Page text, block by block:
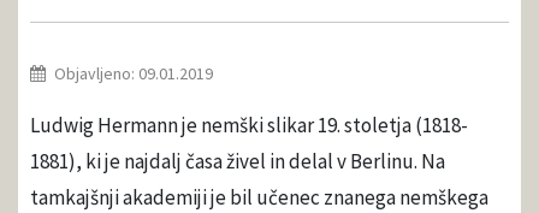
Objavljeno: 09.01.2019
Ludwig Hermann je nemški slikar 19. stoletja (1818-
1881), ki je najdalj časa živel in delal v Berlinu. Na
tamkajšnji akademiji je bil učenec znanega nemškega